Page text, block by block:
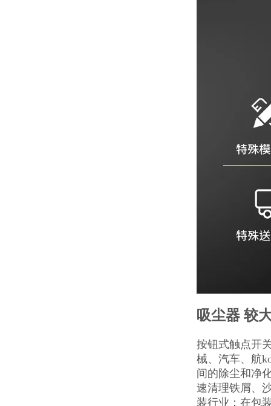
吸尘器 较
按钮式触点开
械、汽车、航
间的除尘和净
速清理铁屑、
装行业：在包